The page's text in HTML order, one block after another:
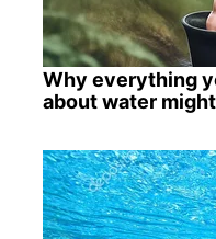
Why everything
about water